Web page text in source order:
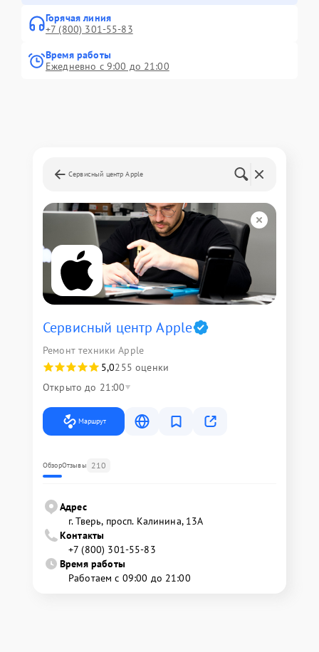
Горячая линия
+7 (800) 301-55-83
Время работы
Ежедневно с 9:00 до 21:00
Сервисный центр Apple
Сервисный центр Apple
Ремонт техники Apple
5,0255 оценки
Открыто до 21:00
Маршрут
ОбзорОтзывы 210
Адрес
г. Тверь, просп. Калинина, 13А
Контакты
+7 (800) 301-55-83
Время работы
Работаем с 09:00 до 21:00